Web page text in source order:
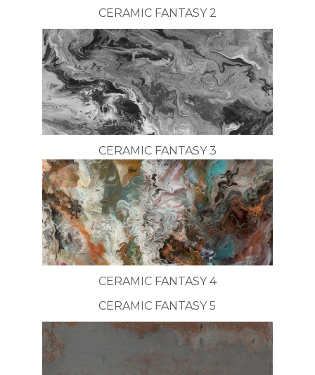
CERAMIC FANTASY 2
CERAMIC FANTASY 3
CERAMIC FANTASY 4
CERAMIC FANTASY 5